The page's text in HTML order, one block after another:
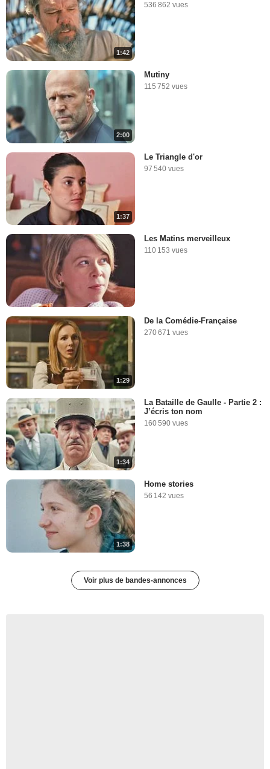
1:42
536 862 vues
2:00
Mutiny
115 752 vues
1:37
Le Triangle d'or
97 540 vues
Les Matins merveilleux
110 153 vues
1:29
De la Comédie-Française
270 671 vues
1:34
La Bataille de Gaulle - Partie 2 :
J’écris ton nom
160 590 vues
1:38
Home stories
56 142 vues
Voir plus de bandes-annonces